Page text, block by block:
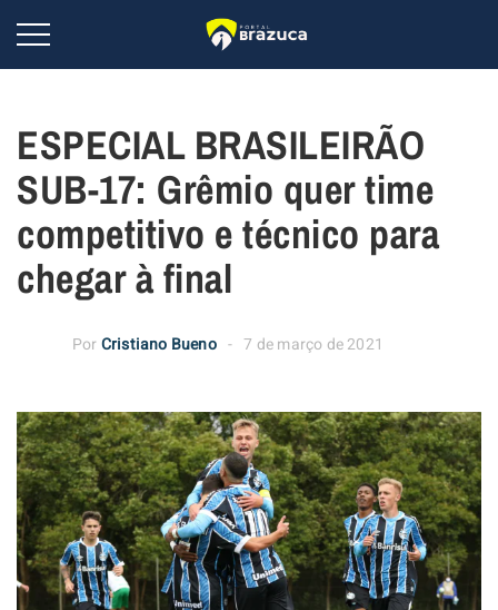
ESPECIAL BRASILEIRÃO
SUB-17: Grêmio quer time
competitivo e técnico para
chegar à final
PorCristiano Bueno 7 de março de 2021